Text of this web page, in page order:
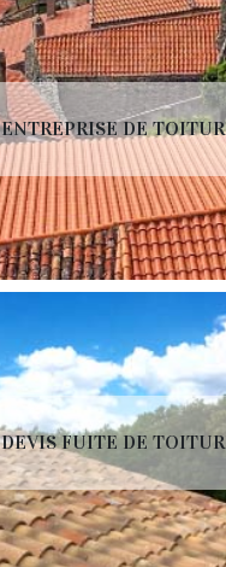
ENTREPRISE DE
DEVIS FUITE DE